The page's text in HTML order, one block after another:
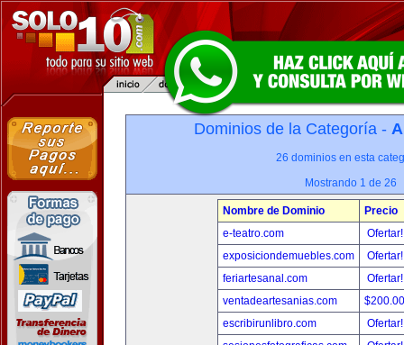
Dominios de la Categoría -
26 dominios en esta
Mostrando 1 de 26
Nombre de Dominio
Precio
e-teatro.com
exposiciondemuebles.com
feriartesanal.com
ventadeartesanias.com
escribirunlibro.com